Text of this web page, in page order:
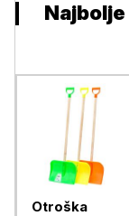
Otroška